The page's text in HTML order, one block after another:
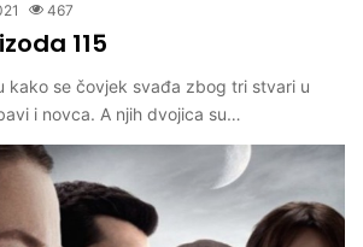
467
115
kako se čovjek svađa zbog tri stvari u
i novca. A njih dvojica su…